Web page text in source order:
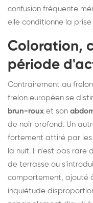
confusion fréquente
elle conditionne la prise
Coloration,
période
Contrairement au
frelon européen se
brun-roux et son
de noir profond. Un
fortement attiré par
la nuit. Il n'est pas rare
de terrasse ou
comportement, ajouté
inquiétude